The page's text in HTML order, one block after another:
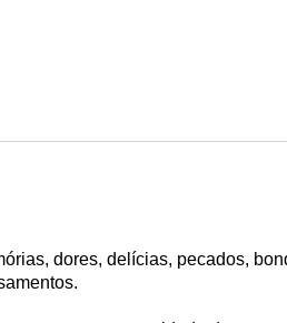
dores, delícias, pecados,